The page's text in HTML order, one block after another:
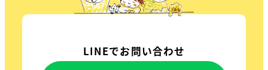
LINEでお問い合わせ